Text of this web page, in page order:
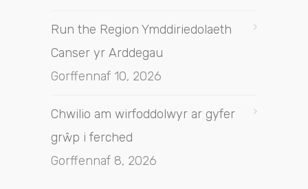
Run the Region Ymddiriedolaeth
Canser yr Arddegau
Gorffennaf 10, 2026
Chwilio am wirfoddolwyr ar gyfer
grŵp i ferched
Gorffennaf 8, 2026